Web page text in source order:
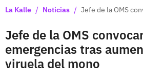
La Kalle / Noticias / Jefe de la OMS
Jefe de la OMS
emergencias tras
viruela del mono